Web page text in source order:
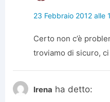
23 Febbraio 2012 alle
Certo non c’è
troviamo di sicuro,
Irena ha detto: